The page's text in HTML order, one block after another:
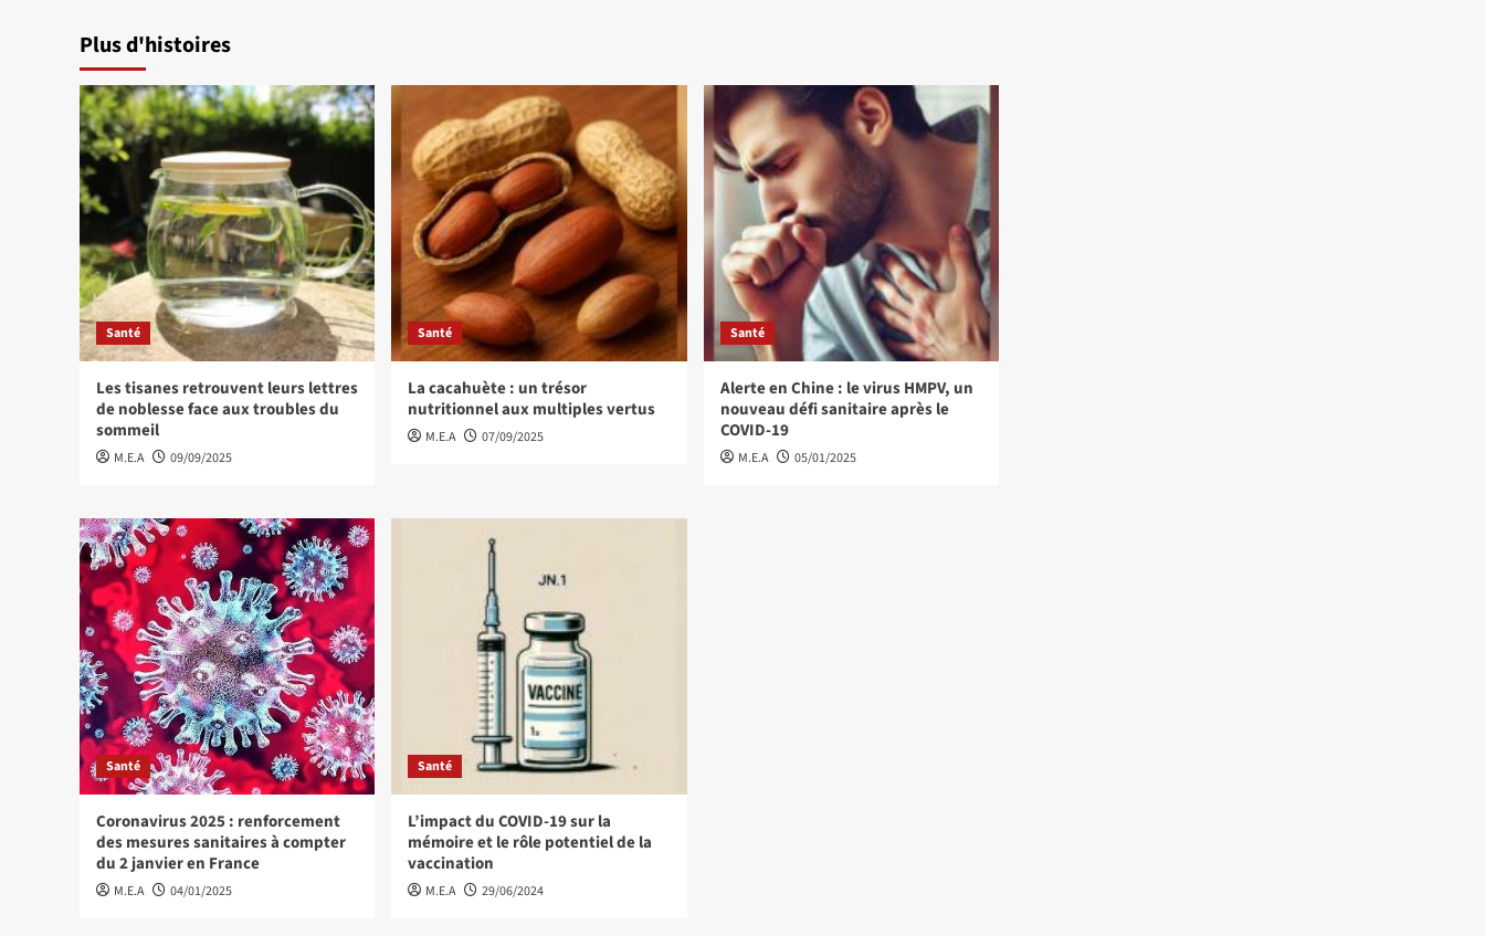
Plus d'histoires
Santé
Les tisanes retrouvent leurs lettres
de noblesse face aux troubles du
sommeil
M.E.A 09/09/2025
Santé
La cacahuète : un trésor
nutritionnel aux multiples vertus
M.E.A 07/09/2025
Santé
Alerte en Chine : le virus HMPV, un
nouveau défi sanitaire après le
COVID-19
M.E.A 05/01/2025
Santé
Coronavirus 2025 : renforcement
des mesures sanitaires à compter
du 2 janvier en France
M.E.A 04/01/2025
Santé
L’impact du COVID-19 sur la
mémoire et le rôle potentiel de la
vaccination
M.E.A 29/06/2024